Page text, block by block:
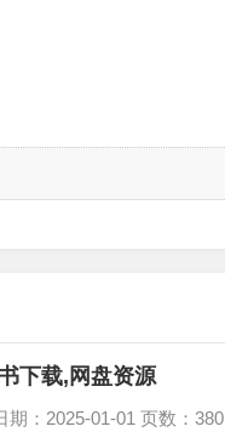
下载,网盘资源
：2025-01-01 页数：